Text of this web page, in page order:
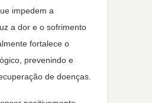
impedem a
a dor e o sofrimento
fortalece o
prevenindo e
de doenças.